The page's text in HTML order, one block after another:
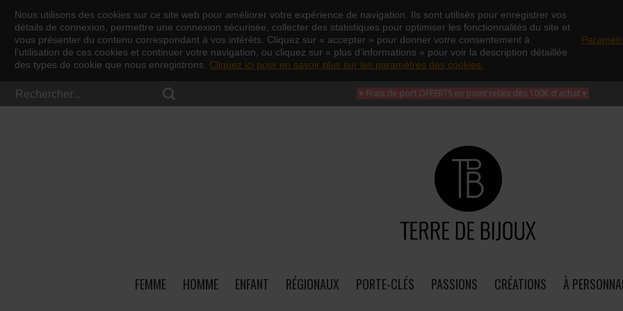
Nous utilisons des cookies sur ce site web pour améliorer votre expérience de navigation. Ils sont utilisés pour enregistrer vos
détails de connexion, permettre une connexion sécurisée, collecter des statistiques pour optimiser les fonctionnalités du site et
vous présenter du contenu correspondant à vos intérêts. Cliquez sur « accepter » pour donner votre consentement à
l’utilisation de ces cookies et continuer votre navigation, ou cliquez sur « plus d’informations » pour voir la description détaillée
des types de cookie que nous enregistrons. Cliquez ici pour en savoir plus sur les paramètres des cookies.
♥ Frais de port OFFERTS en point relais dès 100€ d'achat ♥
FEMME HOMME ENFANT RÉGIONAUX PORTE-CLÉS PASSIONS CRÉATIONS À